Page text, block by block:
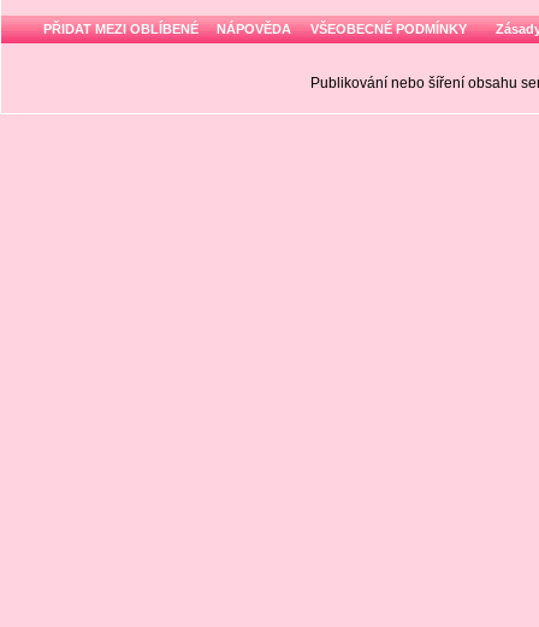
PŘIDAT MEZI OBLÍBENÉ NÁPOVĚDA VŠEOBECNÉ PODMÍNKY
Publikování nebo šíření obsahu